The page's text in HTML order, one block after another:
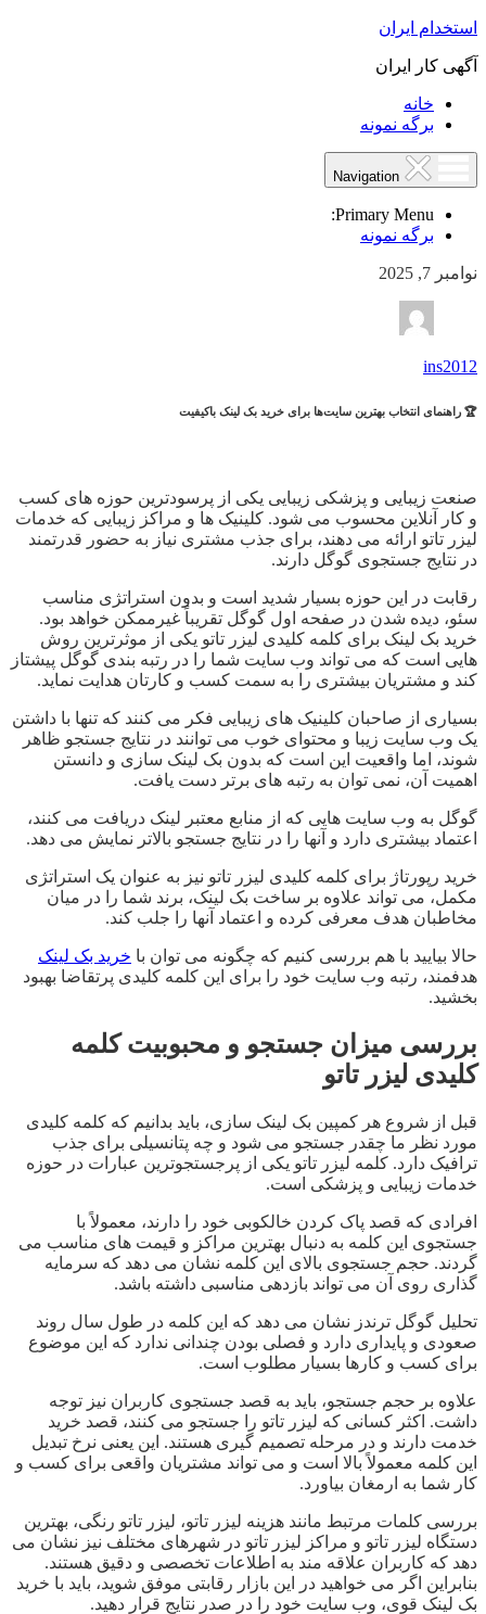
استخدام ایران
آگهی کار ایران
خانه
برگه نمونه
Primary Menu:
برگه نمونه
نوامبر 7, 2025
ins2012
🏆 راهنمای انتخاب بهترین سایت‌ها برای خرید بک لینک باکیفیت
صنعت زیبایی و پزشکی زیبایی یکی از پرسودترین حوزه های کسب
و کار آنلاین محسوب می شود. کلینیک ها و مراکز زیبایی که خدمات
لیزر تاتو ارائه می دهند، برای جذب مشتری نیاز به حضور قدرتمند
در نتایج جستجوی گوگل دارند.
رقابت در این حوزه بسیار شدید است و بدون استراتژی مناسب
سئو، دیده شدن در صفحه اول گوگل تقریباً غیرممکن خواهد بود.
خرید بک لینک برای کلمه کلیدی لیزر تاتو یکی از موثرترین روش
هایی است که می تواند وب سایت شما را در رتبه بندی گوگل پیشتاز
کند و مشتریان بیشتری را به سمت کسب و کارتان هدایت نماید.
بسیاری از صاحبان کلینیک های زیبایی فکر می کنند که تنها با داشتن
یک وب سایت زیبا و محتوای خوب می توانند در نتایج جستجو ظاهر
شوند، اما واقعیت این است که بدون بک لینک سازی و دانستن
اهمیت آن، نمی توان به رتبه های برتر دست یافت.
گوگل به وب سایت هایی که از منابع معتبر لینک دریافت می کنند،
اعتماد بیشتری دارد و آنها را در نتایج جستجو بالاتر نمایش می دهد.
خرید رپورتاژ برای کلمه کلیدی لیزر تاتو نیز به عنوان یک استراتژی
مکمل، می تواند علاوه بر ساخت بک لینک، برند شما را در میان
مخاطبان هدف معرفی کرده و اعتماد آنها را جلب کند.
حالا بیایید با هم بررسی کنیم که چگونه می توان با خرید بک لینک
هدفمند، رتبه وب سایت خود را برای این کلمه کلیدی پرتقاضا بهبود
بخشید.
بررسی میزان جستجو و محبوبیت کلمه
کلیدی لیزر تاتو
قبل از شروع هر کمپین بک لینک سازی، باید بدانیم که کلمه کلیدی
مورد نظر ما چقدر جستجو می شود و چه پتانسیلی برای جذب
ترافیک دارد. کلمه لیزر تاتو یکی از پرجستجوترین عبارات در حوزه
خدمات زیبایی و پزشکی است.
افرادی که قصد پاک کردن خالکوبی خود را دارند، معمولاً با
جستجوی این کلمه به دنبال بهترین مراکز و قیمت های مناسب می
گردند. حجم جستجوی بالای این کلمه نشان می دهد که سرمایه
گذاری روی آن می تواند بازدهی مناسبی داشته باشد.
تحلیل گوگل ترندز نشان می دهد که این کلمه در طول سال روند
صعودی و پایداری دارد و فصلی بودن چندانی ندارد که این موضوع
برای کسب و کارها بسیار مطلوب است.
علاوه بر حجم جستجو، باید به قصد جستجوی کاربران نیز توجه
داشت. اکثر کسانی که لیزر تاتو را جستجو می کنند، قصد خرید
خدمت دارند و در مرحله تصمیم گیری هستند. این یعنی نرخ تبدیل
این کلمه معمولاً بالا است و می تواند مشتریان واقعی برای کسب و
کار شما به ارمغان بیاورد.
بررسی کلمات مرتبط مانند هزینه لیزر تاتو، لیزر تاتو رنگی، بهترین
دستگاه لیزر تاتو و مراکز لیزر تاتو در شهرهای مختلف نیز نشان می
دهد که کاربران علاقه مند به اطلاعات تخصصی و دقیق هستند.
بنابراین اگر می خواهید در این بازار رقابتی موفق شوید، باید با خرید
بک لینک قوی، وب سایت خود را در صدر نتایج قرار دهید.